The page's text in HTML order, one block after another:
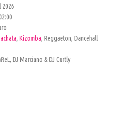
2026
, Kizomba, Reggaeton, Dancehall
DJ Marciano & DJ Curtly